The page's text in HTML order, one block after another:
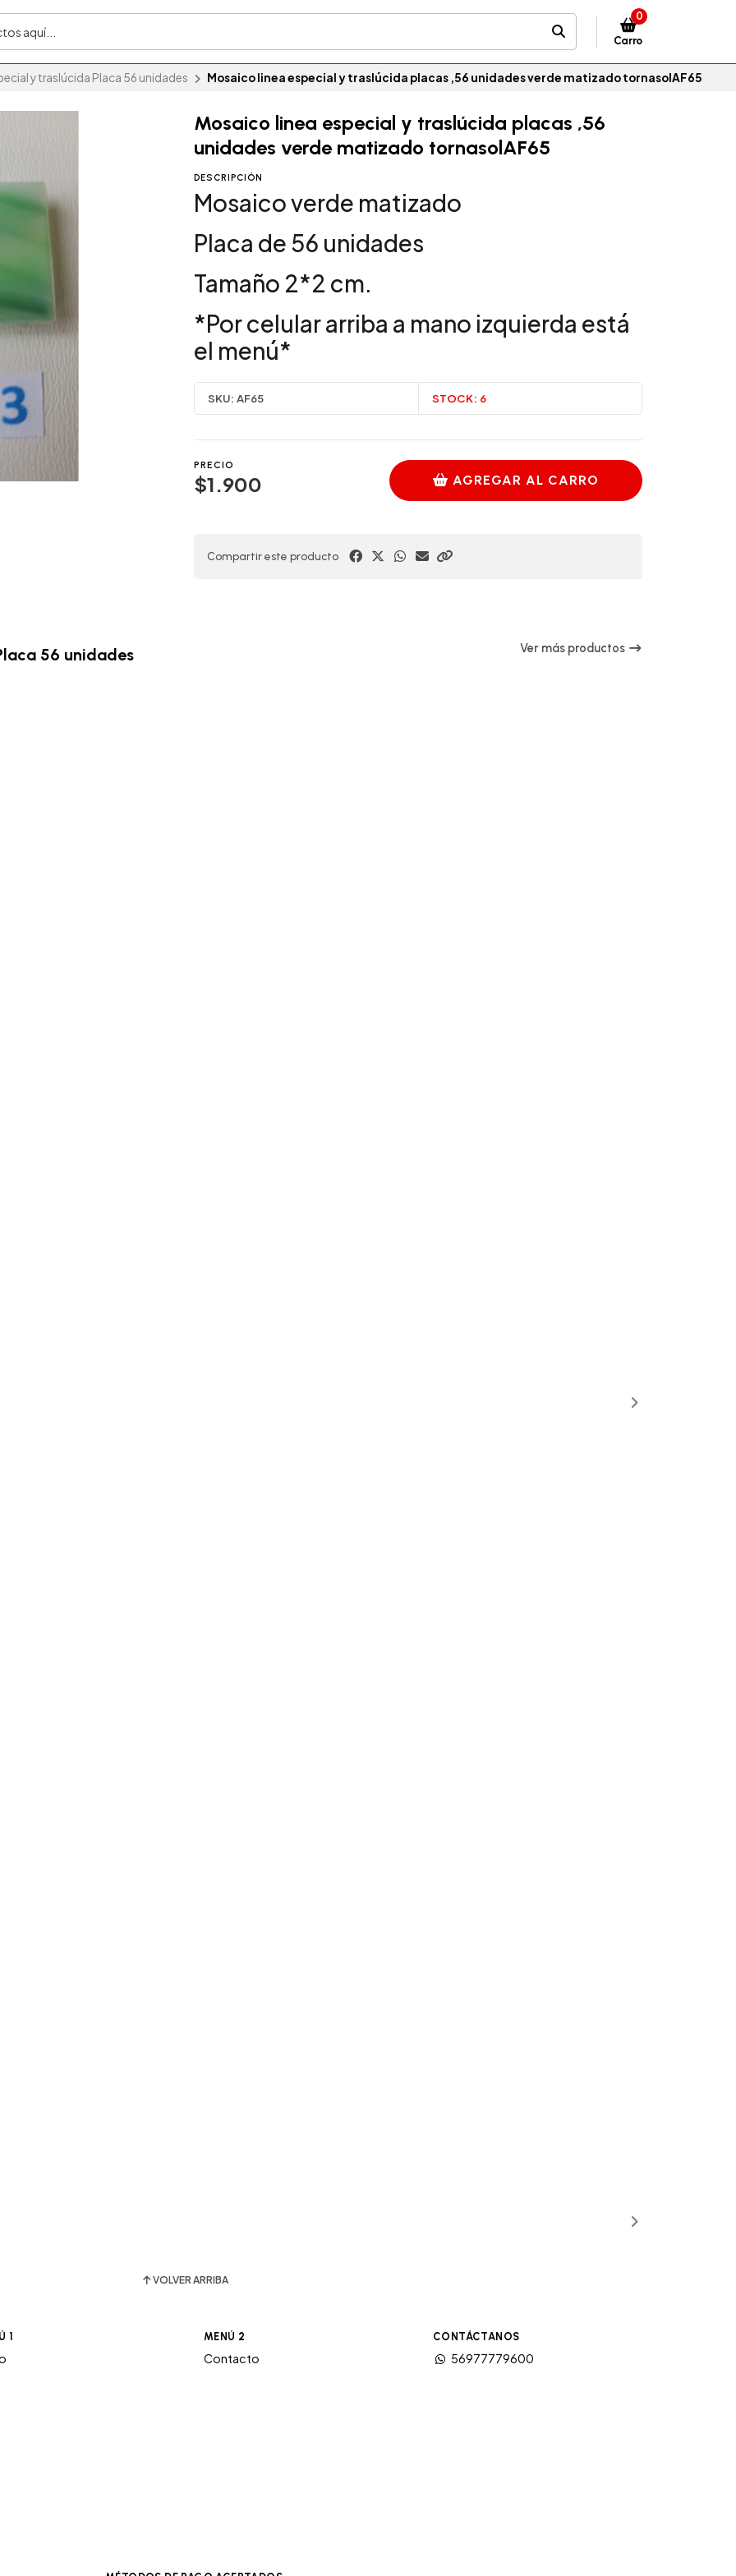
0
Carro
y traslúcida Placa 56 unidades Mosaico linea especial y traslúcida placas ,56 unidades verde matizado tornasolAF65
Mosaico linea especial y traslúcida placas ,56
unidades verde matizado tornasolAF65
DESCRIPCIÓN
Mosaico verde matizado
Placa de 56 unidades
Tamaño 2*2 cm.
*Por celular arriba a mano izquierda está
el menú*
SKU: AF65 STOCK: 6
PRECIO
$1.900 AGREGAR AL CARRO
Compartir este producto
56 unidades Ver más productos
VOLVER ARRIBA
1 MENÚ 2
Contacto
CONTÁCTANOS
56977779600